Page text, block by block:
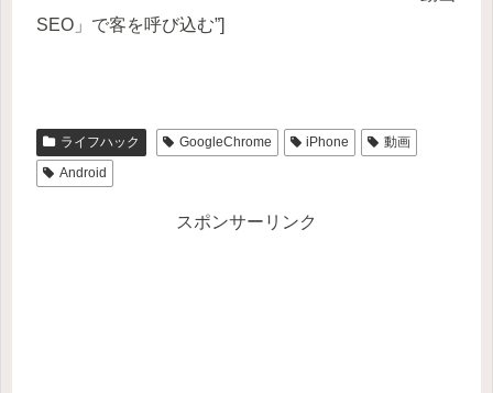
SEO」で客を呼び込む”]
ライフハック GoogleChrome iPhone
動画
Android
スポンサーリンク